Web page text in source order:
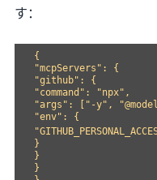
す：
{
"mcpServers": {
"github": {
"command": "npx",
"args": ["-y",
"env": {
}
}
}